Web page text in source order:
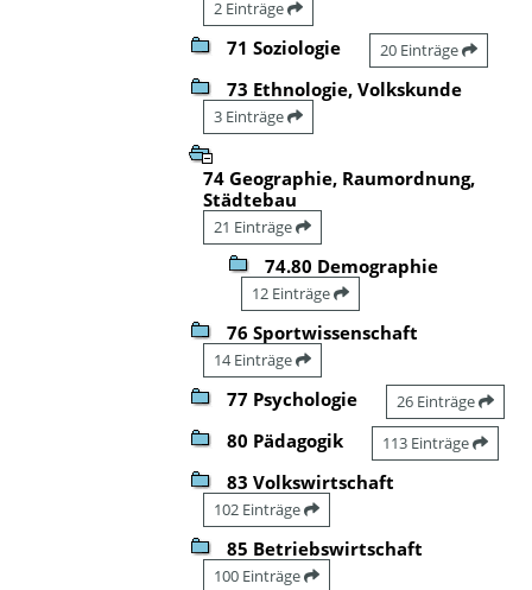
2 Einträge
71 Soziologie 20 Einträge
73 Ethnologie, Volkskunde
3 Einträge
74 Geographie, Raumordnung,
Städtebau
21 Einträge
74.80 Demographie
12 Einträge
76 Sportwissenschaft
14 Einträge
77 Psychologie 26 Einträge
80 Pädagogik 113 Einträge
83 Volkswirtschaft
102 Einträge
85 Betriebswirtschaft
100 Einträge